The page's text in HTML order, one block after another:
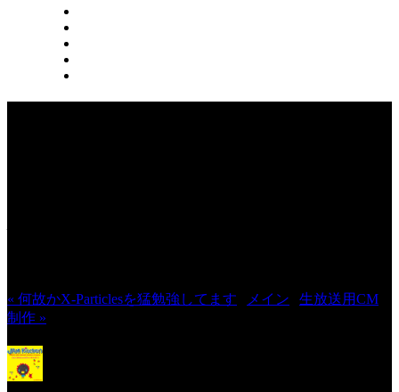
« 何故かX-Particlesを猛勉強してます メイン
生放送用CM
制作 »